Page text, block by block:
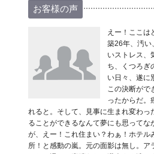
お客様の声
えー！ここは
築26年、汚い
いストレス、
ち、くつろぎ
い日々、遂に
この決断がで
ったからだ。
れると。そして、見事に生まれ変わっ
ることができるなんて夢にも思ってな
が、えー！これ住まい？わぁ！ホテル
所！と感動の嵐。元の面影は無し。ア